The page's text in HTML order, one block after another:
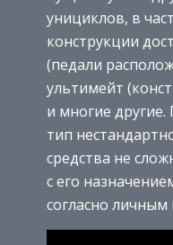
унициклов, в
конструкции
(педали
ультимейт
и многие
тип
средства не
с его
согласно